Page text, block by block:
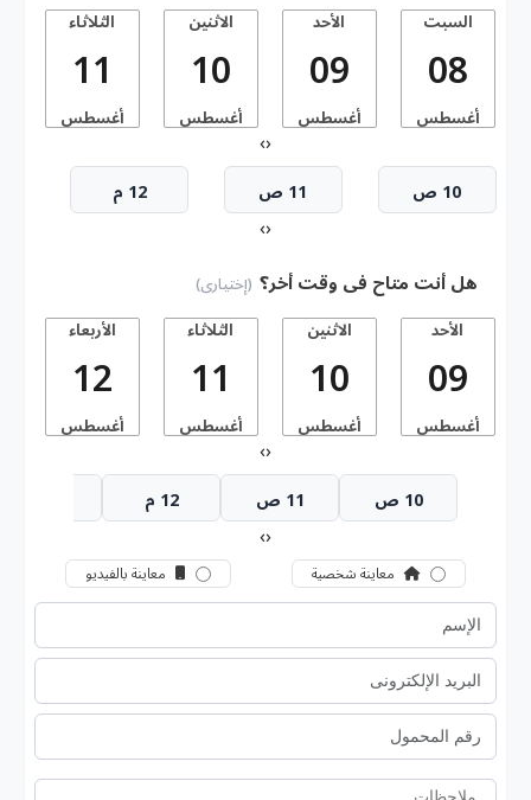
السبت
08
أغسطس
الأحد
09
أغسطس
الاثنين
10
أغسطس
الثلاثاء
11
أغسطس
‹
›
10 ص 11 ص 12 م
‹
›
هل أنت متاح فى وقت أخر؟ (إختيارى)
الأحد
09
أغسطس
الاثنين
10
أغسطس
الثلاثاء
11
أغسطس
الأربعاء
12
أغسطس
‹
›
10 ص 11 ص 12 م
‹
›
معاينة شخصية معاينة بالفيديو